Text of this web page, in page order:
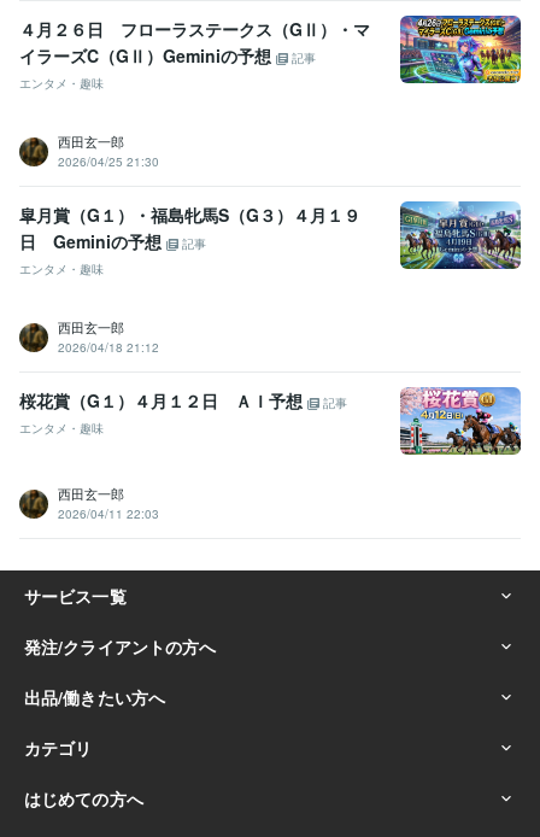
４月２６日 フローラステークス（GⅡ）・マ
イラーズC（GⅡ）Geminiの予想
記事
エンタメ・趣味
西田玄一郎
2026/04/25 21:30
皐月賞（G１）・福島牝馬S（G３）４月１９
日 Geminiの予想
記事
エンタメ・趣味
西田玄一郎
2026/04/18 21:12
桜花賞（G１）４月１２日 ＡＩ予想
記事
エンタメ・趣味
西田玄一郎
2026/04/11 22:03